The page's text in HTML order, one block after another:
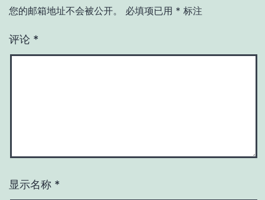
您的邮箱地址不会被公开。 必填项已用 * 标注
评论 *
显示名称 *